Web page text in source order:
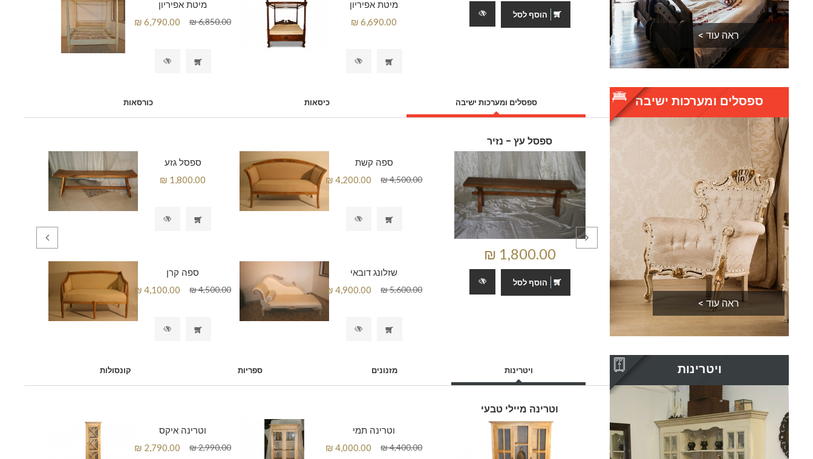
ראה עוד >
הוסף לסל
מיטת אפיריון מיטת אפיריון מיטה מעוצבת -
ספסלים ומערכות ישיבה
ראה עוד >
ספסלים ומערכות ישיבה כיסאות כורסאות
ספסל עץ - נזיר
‏1,800.00 ₪
הוסף לסל
ספסל גזע ספה קשת
ספה קרן שזלונג דובאי
ספת ראוונה
ספסל פיק לישיבת
ויטרינות ויטרינות מזנונים ספריות קונסולות
וטרינה מיילי טבעי
וטרינה איקס וטרינה תמי וטרינה קונוס